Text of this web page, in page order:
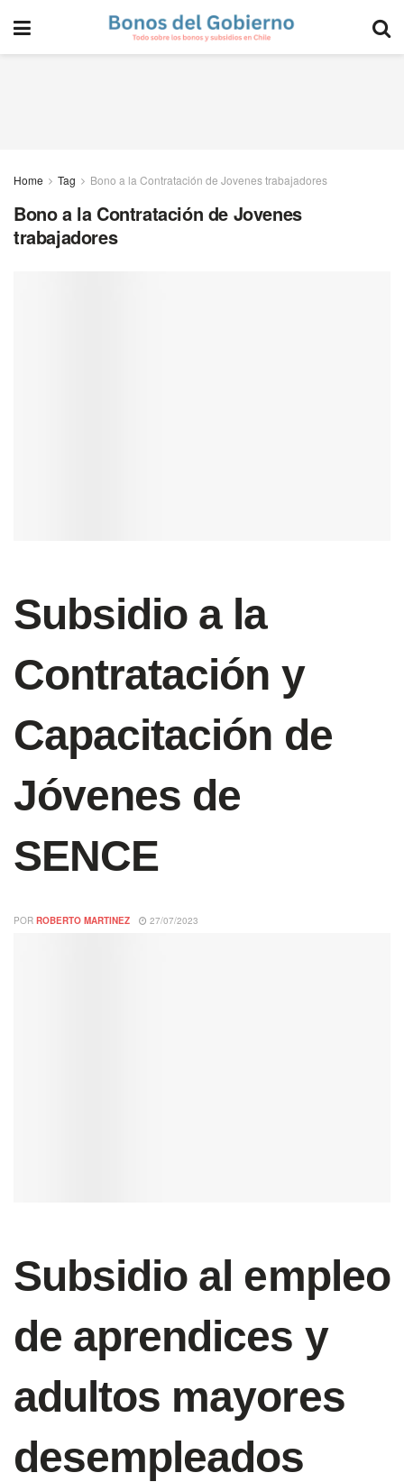
Home Tag Bono a la Contratación de Jovenes trabajadores
Bono a la Contratación de Jovenes
trabajadores
Subsidio a la
Contratación y
Capacitación de
Jóvenes de
SENCE
POR ROBERTO MARTINEZ 27/07/2023
Subsidio al empleo
de aprendices y
adultos mayores
desempleados